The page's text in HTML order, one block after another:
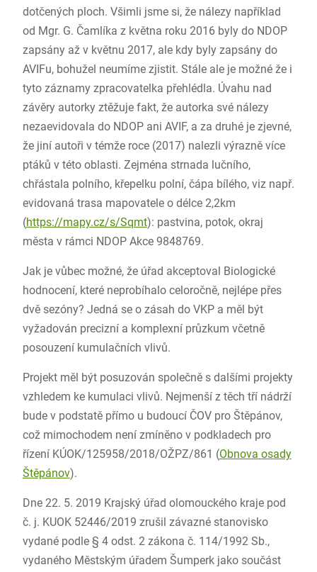
dotčených ploch. Všimli jsme si, že nálezy například
od Mgr. G. Čamlíka z května roku 2016 byly do NDOP
zapsány až v květnu 2017, ale kdy byly zapsány do
AVIFu, bohužel neumíme zjistit. Stále ale je možné že i
tyto záznamy zpracovatelka přehlédla. Úvahu nad
závěry autorky ztěžuje fakt, že autorka své nálezy
nezaevidovala do NDOP ani AVIF, a za druhé je zjevné,
že jiní autoři v témže roce (2017) nalezli výrazně více
ptáků v této oblasti. Zejména strnada lučního,
chřástala polního, křepelku polní, čápa bílého, viz např.
evidovaná trasa mapovatele o délce 2,2km
(https://mapy.cz/s/Sqmt): pastvina, potok, okraj
města v rámci NDOP Akce 9848769.
Jak je vůbec možné, že úřad akceptoval Biologické
hodnocení, které neprobíhalo celoročně, nejlépe přes
dvě sezóny? Jedná se o zásah do VKP a měl být
vyžadován precizní a komplexní průzkum včetně
posouzení kumulačních vlivů.
Projekt měl být posuzován společně s dalšími projekty
vzhledem ke kumulaci vlivů. Nejmenší z těch tří nádrží
bude v podstatě přímo u budoucí ČOV pro Štěpánov,
což mimochodem není zmíněno v podkladech pro
řízení KÚOK/125958/2018/OŽPZ/861 (Obnova osady
Štěpánov).
Dne 22. 5. 2019 Krajský úřad olomouckého kraje pod
č. j. KUOK 52446/2019 zrušil závazné stanovisko
vydané podle § 4 odst. 2 zákona č. 114/1992 Sb.,
vydaného Městským úřadem Šumperk jako součást